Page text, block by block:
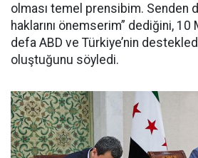
olması temel prensibim. Senden
haklarını önemserim” dediğini,
defa ABD ve Türkiye’nin
oluştuğunu söyledi.